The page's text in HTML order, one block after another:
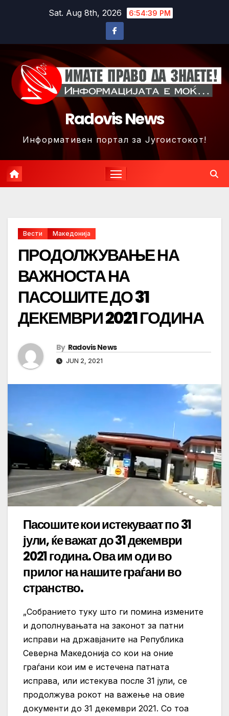
Sat. Aug 8th, 2026 6:54:42 PM
Radovis News
Информативен портал за Југоистокот!
Вести Македонија
ПРОДОЛЖУВАЊЕ НА
ВАЖНОСТА НА
ПАСОШИТЕ ДО 31
ДЕКЕМВРИ 2021 ГОДИНА
By Radovis News
JUN 2, 2021
Пасошите кои истекуваат по 31
јули, ќе важат до 31 декември
2021 година. Ова им оди во
прилог на нашите граѓани во
странство.
„Собранието туку што ги помина измените
и дополнувањата на законот за патни
исправи на државјаните на Република
Северна Македонија со кои на оние
граѓани кои им е истечена патната
исправа, или истекува после 31 јули, се
продолжува рокот на важење на овие
документи до 31 декември 2021. Со тоа